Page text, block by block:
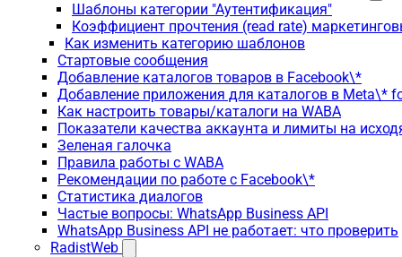
Шаблоны категории "Аутентификация"
Коэффициент прочтения (read rate)
Как изменить категорию шаблонов
Стартовые сообщения
Добавление каталогов товаров в Facebook\*
Добавление приложения для каталогов в Meta\*
Как настроить товары/каталоги на WABA
Показатели качества аккаунта и лимиты на
Зеленая галочка
Правила работы с WABA
Рекомендации по работе с Facebook\*
Статистика диалогов
Частые вопросы: WhatsApp Business API
WhatsApp Business API не работает: что проверить
RadistWeb